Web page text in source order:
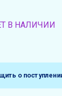
В НАЛИЧИИ
о